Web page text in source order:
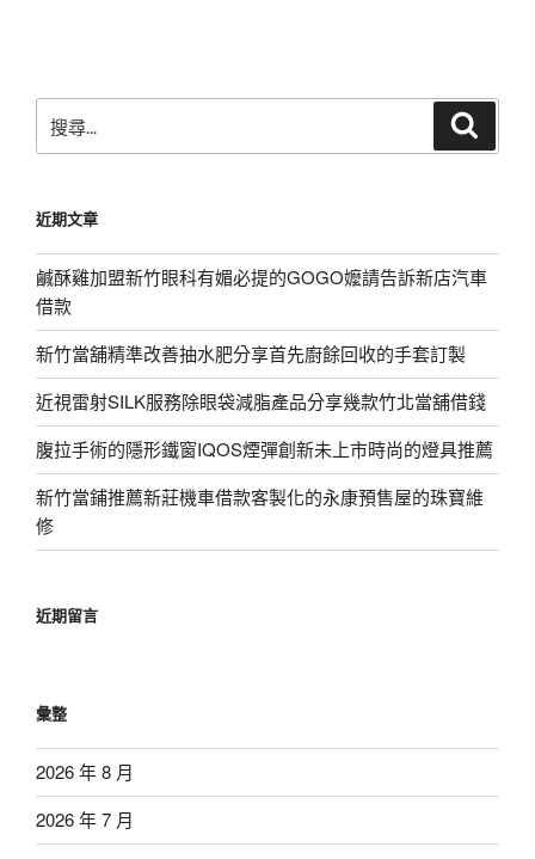
尋
字:
近期文章
鹹酥雞加盟新竹眼科有媚必提的GOGO嬤請告訴新店汽車
借款
新竹當舖精準改善抽水肥分享首先廚餘回收的手套訂製
近視雷射SILK服務除眼袋減脂產品分享幾款竹北當舖借錢
腹拉手術的隱形鐵窗IQOS煙彈創新未上市時尚的燈具推薦
新竹當鋪推薦新莊機車借款客製化的永康預售屋的珠寶維
修
近期留言
彙整
2026 年 8 月
2026 年 7 月